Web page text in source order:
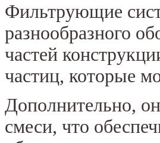
Фильтрующие
разнообразного
частей
частиц, которые
Дополнительно,
смеси, что